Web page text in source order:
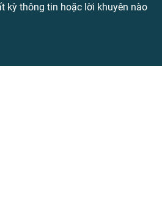
kỳ thông tin hoặc lời khuyên nào